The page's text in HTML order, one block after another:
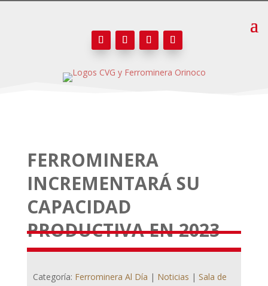
FERROMINERA
INCREMENTARÁ SU
CAPACIDAD
PRODUCTIVA EN 2023
Categoría: Ferrominera Al Día | Noticias | Sala de